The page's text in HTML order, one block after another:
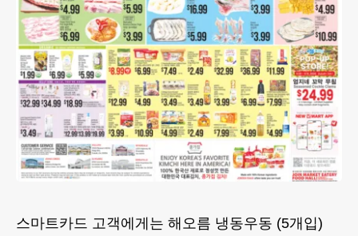
스마트카드 고객에게는 해오름 냉동우동 (5개입)